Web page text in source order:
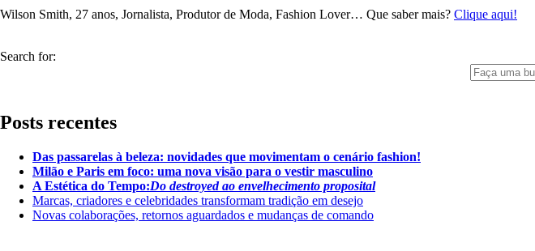
Wilson Smith, 27 anos, Jornalista, Produtor de Moda, Fashion Lover… Que saber mais? Clique aqui!
Search for:
Posts recentes
Das passarelas à beleza: novidades que movimentam o cenário fashion!
Milão e Paris em foco: uma nova visão para o vestir masculino
A Estética do Tempo:Do destroyed ao envelhecimento proposital
Marcas, criadores e celebridades transformam tradição em desejo
Novas colaborações, retornos aguardados e mudanças de comando